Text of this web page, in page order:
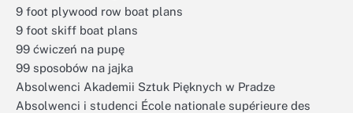
9 foot plywood row boat plans
9 foot skiff boat plans
99 ćwiczeń na pupę
99 sposobów na jajka
Absolwenci Akademii Sztuk Pięknych w Pradze
Absolwenci i studenci École nationale supérieure des